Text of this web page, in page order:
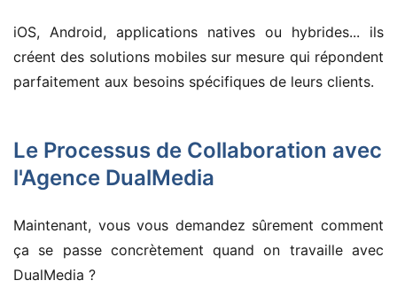
iOS, Android, applications natives ou hybrides... ils
créent des solutions mobiles sur mesure qui répondent
parfaitement aux besoins spécifiques de leurs clients.
Le Processus de Collaboration avec
l'Agence DualMedia
Maintenant, vous vous demandez sûrement comment
ça se passe concrètement quand on travaille avec
DualMedia ?